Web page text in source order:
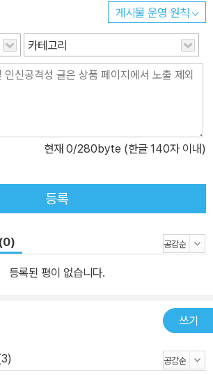
작가는 아이들의 속맘을 동백초등학교 1학년
. 누구보다도, 앞에 나와 자기 이름 석 자도 끝
건호는 황금성과 신봉자 선생님을 만나 조금
다는 것을 무의식중에 체득해 나간다. 그리하
일념은 경찰차와 오토바이 추격전을, 착한 어
소동들을 통해 경계심이 돈독한 친밀함으로
하고 따듯하게 연출한다. ‘할머니 선생님’을
할머니 선생님을 위해 들꽃 다발을 엮고, 황
라고 생각했던 건호는 황금성과 단짝이 되고,
로 묻고, 제 이름 석 자를 분명하게 말할 것이
안에서, 서로 보살펴 주는 공동체 안에서 변해
게시물 운영 원칙
카테고리
현재 0/280byte (한글 140자 이내)
등록
등록된 평이 없습니다.
쓰기